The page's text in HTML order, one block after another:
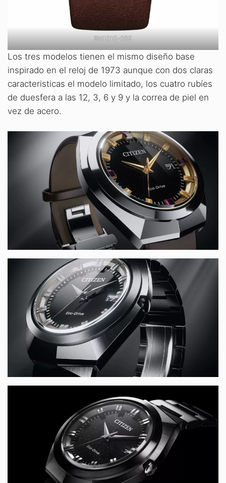
BN1010-05E
Los tres modelos tienen el mismo diseño base
inspirado en el reloj de 1973 aunque con dos claras
caracteristicas el modelo limitado, los cuatro rubíes
de duesfera a las 12, 3, 6 y 9 y la correa de piel en
vez de acero.